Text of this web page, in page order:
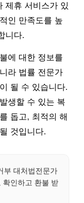
제휴 서비스가 있
인 만족도를 높
니다.
에 대한 정보를
라 법률 전문가
될 수 있습니다.
생할 수 있는 복
돕고, 최적의 해
것입니다.
부 대처법전문가
확인하고 환불 받